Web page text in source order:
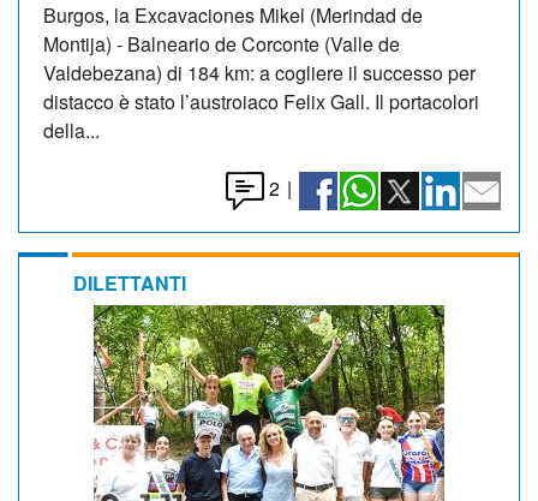
Burgos, la Excavaciones Mikel (Merindad de
Montija) - Balneario de Corconte (Valle de
Valdebezana) di 184 km: a cogliere il successo per
distacco è stato l’austroiaco Felix Gall. Il portacolori
della...
2 |
DILETTANTI